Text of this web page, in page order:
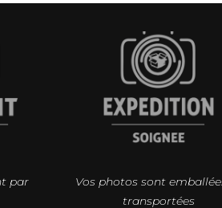
par
Vos photos sont
transportées